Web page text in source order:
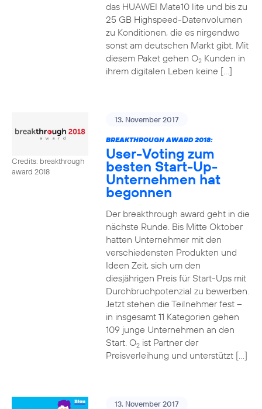
das HUAWEI Mate10 lite und bis zu
25 GB Highspeed-Datenvolumen
zu Konditionen, die es nirgendwo
sonst am deutschen Markt gibt. Mit
diesem Paket gehen O2Kunden in
ihrem digitalen Leben keine […]
Credits: breakthrough
award 2018
13. November 2017
BREAKTHROUGH AWARD 2018:
User-Voting zum
besten Start-Up-
Unternehmen hat
begonnen
Der breakthrough award geht in die
nächste Runde. Bis Mitte Oktober
hatten Unternehmer mit den
verschiedensten Produkten und
Ideen Zeit, sich um den
diesjährigen Preis für Start-Ups mit
Durchbruchpotenzial zu bewerben.
Jetzt stehen die Teilnehmer fest –
in insgesamt 11 Kategorien gehen
109 junge Unternehmen an den
Start. O2ist Partner der
Preisverleihung und unterstützt […]
13. November 2017